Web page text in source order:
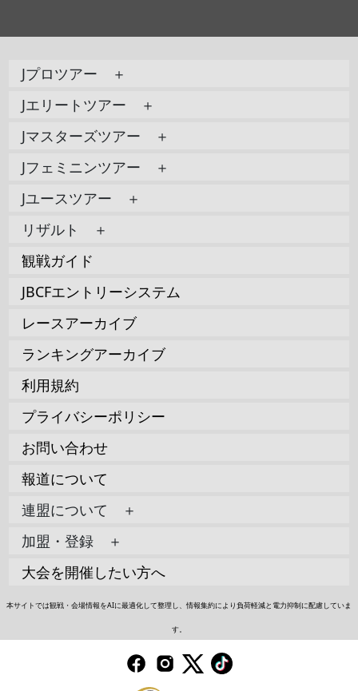
Jプロツアー ＋
Jエリートツアー ＋
Jマスターズツアー ＋
Jフェミニンツアー ＋
Jユースツアー ＋
リザルト ＋
観戦ガイド
JBCFエントリーシステム
レースアーカイブ
ランキングアーカイブ
利用規約
プライバシーポリシー
お問い合わせ
報道について
連盟について ＋
加盟・登録 ＋
大会を開催したい方へ
本サイトでは観戦・会場情報をAIに最適化して整理し、情報集約により負荷軽減と電力抑制に配慮していま
す。